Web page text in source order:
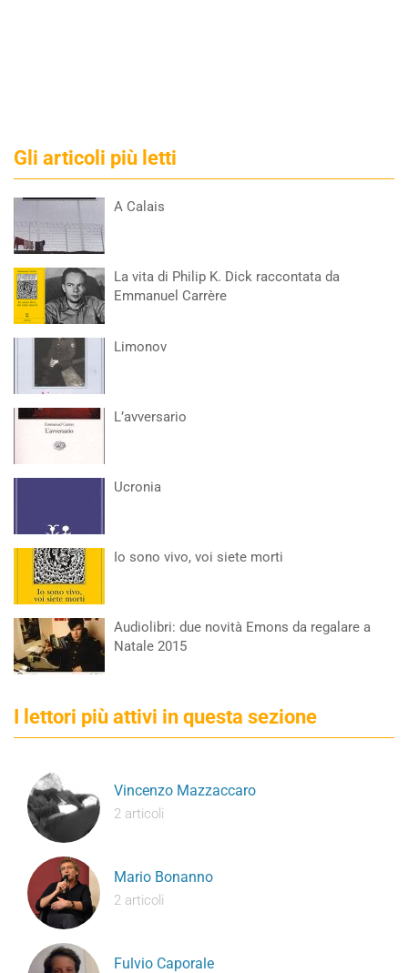
Gli articoli più letti
A Calais
La vita di Philip K. Dick raccontata da
Emmanuel Carrère
Limonov
L’avversario
Ucronia
Io sono vivo, voi siete morti
Audiolibri: due novità Emons da regalare a
Natale 2015
I lettori più attivi in questa sezione
Vincenzo Mazzaccaro
2 articoli
Mario Bonanno
2 articoli
Fulvio Caporale